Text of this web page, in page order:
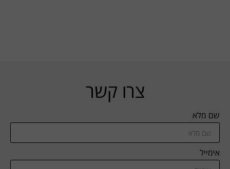
צרו קשר
שם מלא
אימייל